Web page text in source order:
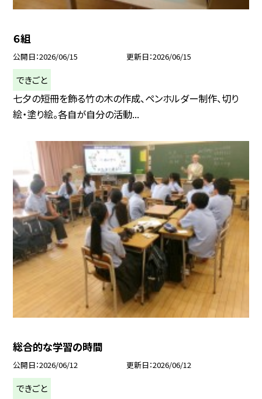
６組
公開日 2026/06/15 更新日 2026/06/15
できごと
七夕の短冊を飾る竹の木の作成、ペンホルダー制作、切り
絵・塗り絵。各自が自分の活動...
総合的な学習の時間
公開日 2026/06/12 更新日 2026/06/12
できごと